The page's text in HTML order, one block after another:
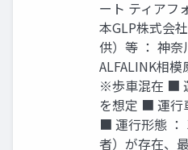
ート ティアフ
本GLP株式会
供）等 ： 神奈
ALFALINK相
※歩車混在 ■
を想定 ■ 運行
■ 運行形態 ：
者）が存在、